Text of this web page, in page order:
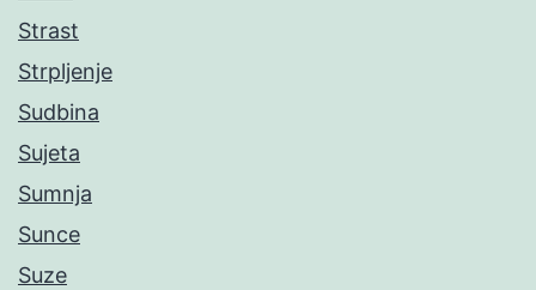
Strast
Strpljenje
Sudbina
Sujeta
Sumnja
Sunce
Suze